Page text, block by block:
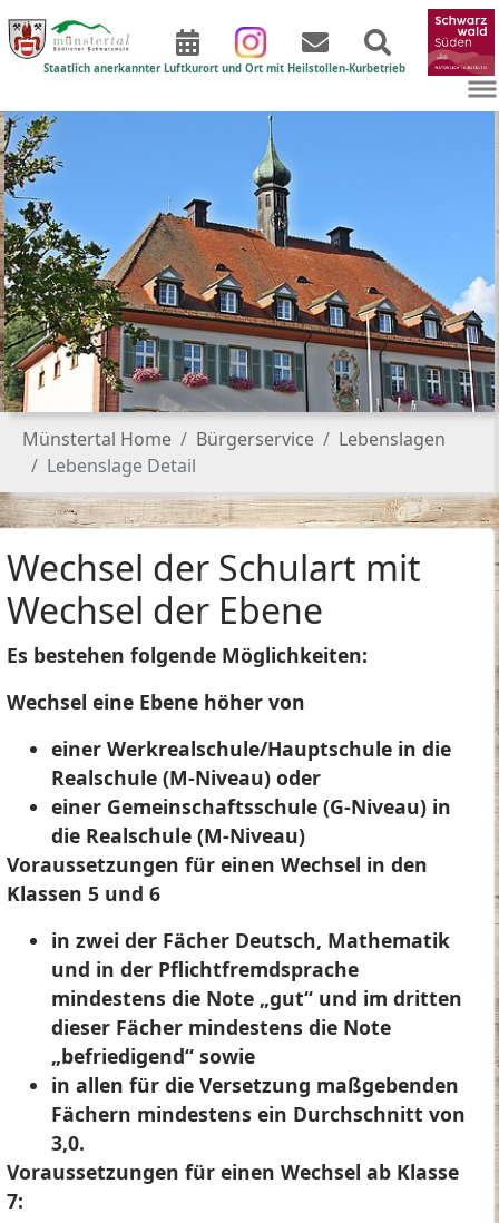
Staatlich anerkannter Luftkurort und Ort mit Heilstollen-Kurbetrieb
Sie sind hier:
Münstertal Home Bürgerservice
Lebenslagen
Lebenslage Detail
Wechsel der Schulart mit
Wechsel der Ebene
Es bestehen folgende Möglichkeiten:
Wechsel eine Ebene höher von
einer Werkrealschule/Hauptschule in die
Realschule (M-Niveau) oder
einer Gemeinschaftsschule (G-Niveau) in
die Realschule (M-Niveau)
Voraussetzungen für einen Wechsel in den
Klassen 5 und 6
in zwei der Fächer Deutsch, Mathematik
und in der Pflichtfremdsprache
mindestens die Note „gut“ und im dritten
dieser Fächer mindestens die Note
„befriedigend“ sowie
in allen für die Versetzung maßgebenden
Fächern mindestens ein Durchschnitt von
3,0.
Voraussetzungen für einen Wechsel ab Klasse
7: